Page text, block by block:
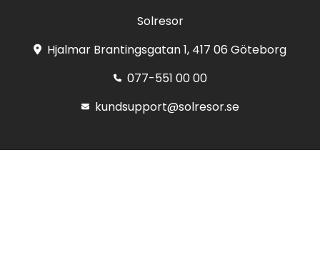
Solresor
Hjalmar Brantingsgatan 1, 417 06 Göteborg
077-551 00 00
kundsupport@solresor.se